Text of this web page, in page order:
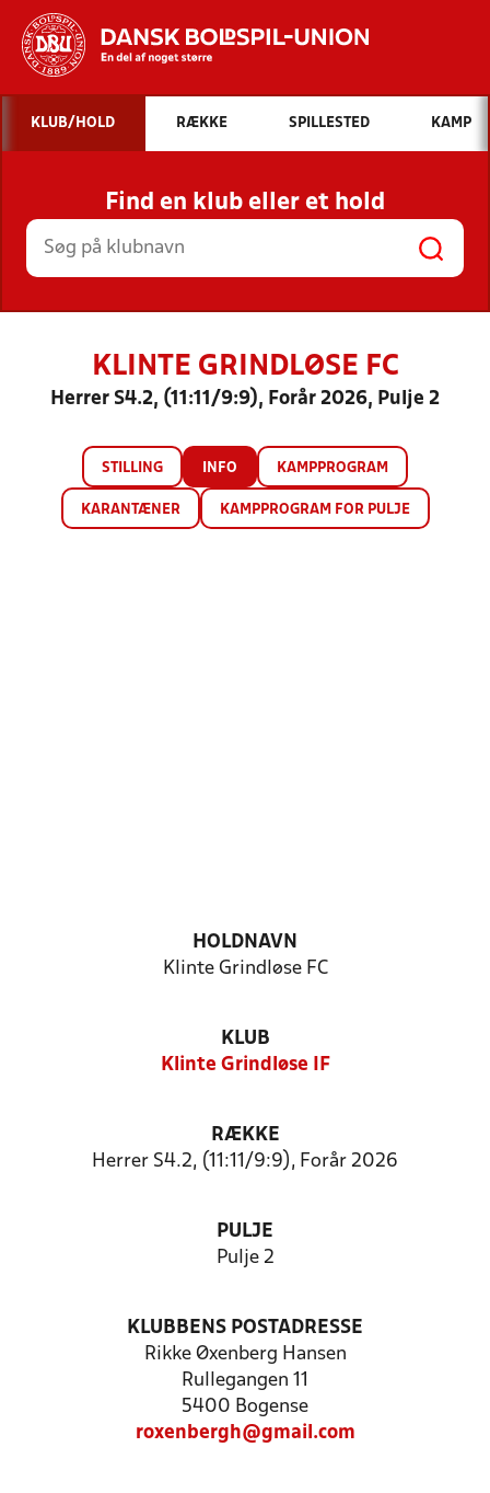
Hvad vil du søge efter?
INDHOLD OG NYHEDER
STILLINGER, RESULTATER, KLUBBER OG
HOLD
KLUB/HOLD RÆKKE SPILLESTED KAMP
Find en klub eller et hold
KLINTE GRINDLØSE FC
Herrer S4.2, (11:11/9:9), Forår 2026, Pulje 2
STILLING INFO KAMPPROGRAM
KARANTÆNER KAMPPROGRAM FOR PULJE
HOLDNAVN
Klinte Grindløse FC
KLUB
Klinte Grindløse IF
RÆKKE
Herrer S4.2, (11:11/9:9), Forår 2026
PULJE
Pulje 2
KLUBBENS POSTADRESSE
Rikke Øxenberg Hansen
Rullegangen 11
5400 Bogense
roxenbergh@gmail.com